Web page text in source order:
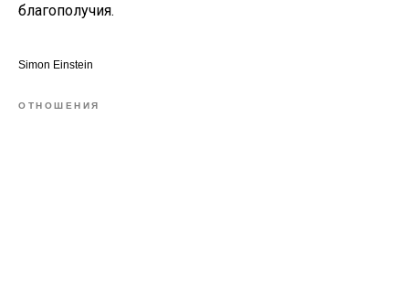
благополучия.
Simon Einstein
ОТНОШЕНИЯ